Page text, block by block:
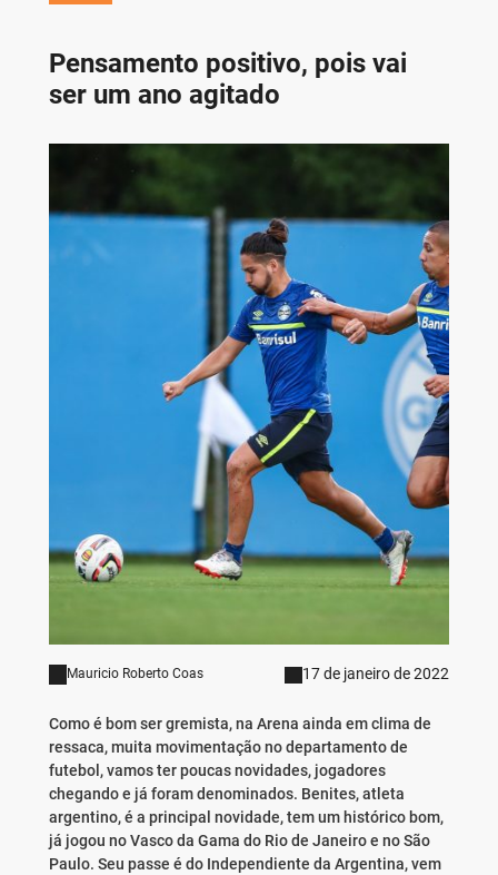
Pensamento positivo, pois vai
ser um ano agitado
Mauricio Roberto Coas 17 de janeiro de 2022
Como é bom ser gremista, na Arena ainda em clima de
ressaca, muita movimentação no departamento de
futebol, vamos ter poucas novidades, jogadores
chegando e já foram denominados. Benites, atleta
argentino, é a principal novidade, tem um histórico bom,
já jogou no Vasco da Gama do Rio de Janeiro e no São
Paulo. Seu passe é do Independiente da Argentina, vem